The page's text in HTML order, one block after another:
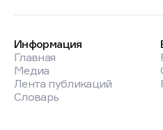
Информация
Главная
Медиа
Лента публикаций
Словарь